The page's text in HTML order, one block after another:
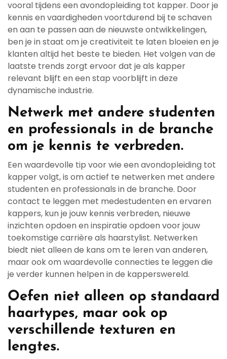
vooral tijdens een avondopleiding tot kapper. Door je
kennis en vaardigheden voortdurend bij te schaven
en aan te passen aan de nieuwste ontwikkelingen,
ben je in staat om je creativiteit te laten bloeien en je
klanten altijd het beste te bieden. Het volgen van de
laatste trends zorgt ervoor dat je als kapper
relevant blijft en een stap voorblijft in deze
dynamische industrie.
Netwerk met andere studenten
en professionals in de branche
om je kennis te verbreden.
Een waardevolle tip voor wie een avondopleiding tot
kapper volgt, is om actief te netwerken met andere
studenten en professionals in de branche. Door
contact te leggen met medestudenten en ervaren
kappers, kun je jouw kennis verbreden, nieuwe
inzichten opdoen en inspiratie opdoen voor jouw
toekomstige carrière als haarstylist. Netwerken
biedt niet alleen de kans om te leren van anderen,
maar ook om waardevolle connecties te leggen die
je verder kunnen helpen in de kapperswereld.
Oefen niet alleen op standaard
haartypes, maar ook op
verschillende texturen en
lengtes.